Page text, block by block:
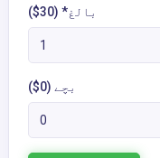
بالغ* (30$)
بچے (0$)